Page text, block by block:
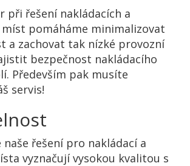
při řešení nakládacích a
míst pomáháme minimalizovat
a zachovat tak nízké provozní
bezpečnost nakládacího
Především pak musíte
servis!
naše řešení pro nakládací a
vyznačují vysokou kvalitou s